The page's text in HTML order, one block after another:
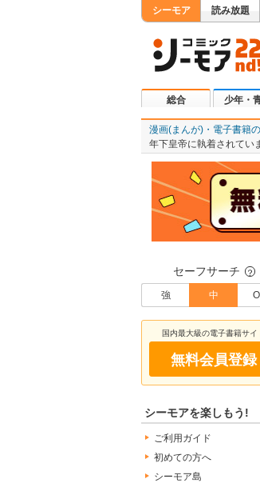
シーモア 読み放題
総合 少年・
漫画(まんが)・電子書籍
年下皇帝に執着されてい
セーフサーチ ？
強 中
国内最大級の電子書籍サイ
無料会員登録
シーモアを楽しもう!
ご利用ガイド
初めての方へ
シーモア島